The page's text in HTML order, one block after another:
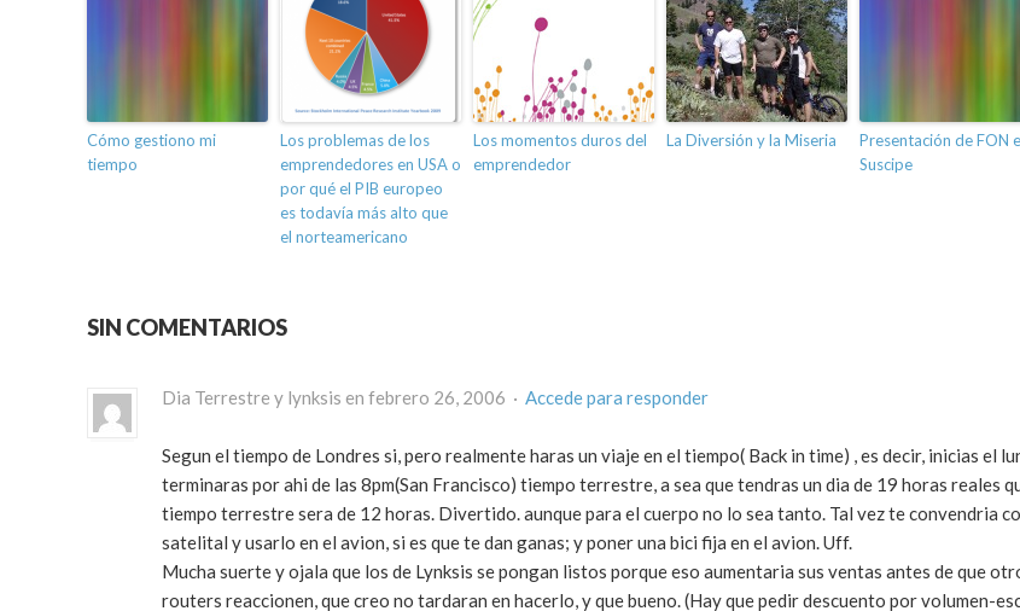
Cómo gestiono mi
tiempo
Los problemas de los
emprendedores en USA o
por qué el PIB europeo
es todavía más alto que
el norteamericano
Los momentos duros del
emprendedor
La Diversión y la Miseria
Presentación de FON
Suscipe
SIN COMENTARIOS
Dia Terrestre y lynksis en febrero 26, 2006 · Accede para responder
Segun el tiempo de Londres si, pero realmente haras un viaje en el tiempo( Back in time) , es decir, inicias el
terminaras por ahi de las 8pm(San Francisco) tiempo terrestre, a sea que tendras un dia de 19 horas reales
tiempo terrestre sera de 12 horas. Divertido. aunque para el cuerpo no lo sea tanto. Tal vez te convendria
satelital y usarlo en el avion, si es que te dan ganas; y poner una bici fija en el avion. Uff.
Mucha suerte y ojala que los de Lynksis se pongan listos porque eso aumentaria sus ventas antes de que
routers reaccionen, que creo no tardaran en hacerlo, y que bueno. (Hay que pedir descuento por volumen-